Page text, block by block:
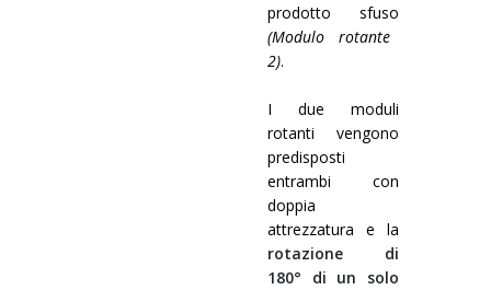
prodotto sfuso
(Modulo rotante
2).
I due moduli
rotanti vengono
predisposti
entrambi con
doppia
attrezzatura e la
rotazione di
180° di un solo